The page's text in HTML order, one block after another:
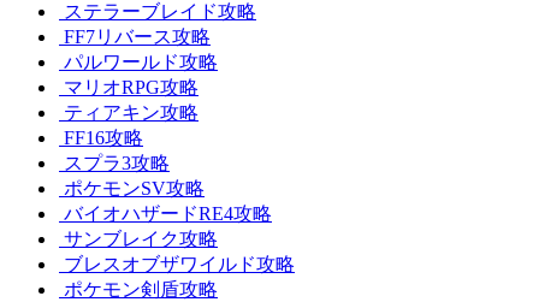
ステラーブレイド攻略
FF7リバース攻略
パルワールド攻略
マリオRPG攻略
ティアキン攻略
FF16攻略
スプラ3攻略
ポケモンSV攻略
バイオハザードRE4攻略
サンブレイク攻略
ブレスオブザワイルド攻略
ポケモン剣盾攻略